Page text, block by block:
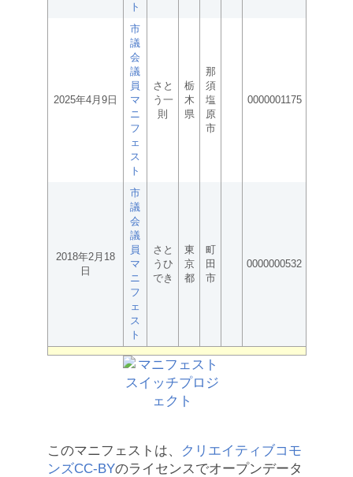
ト
2025年4月9日
市
議
会
議
員
マ
ニ
フ
ェ
ス
ト
さと
う一
則
栃
木
県
那
須
塩
原
市
0000001175
2018年2月18
日
市
議
会
議
員
マ
ニ
フ
ェ
ス
ト
さと
うひ
でき
東
京
都
町
田
市
0000000532
このマニフェストは、
クリエイティブコモ
ンズCC-BYのライセンスでオープンデータ